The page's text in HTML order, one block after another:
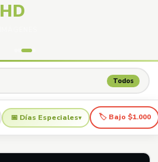
HD
Todos
📅 Días Especiales▾ 🏷 Bajo $1.000